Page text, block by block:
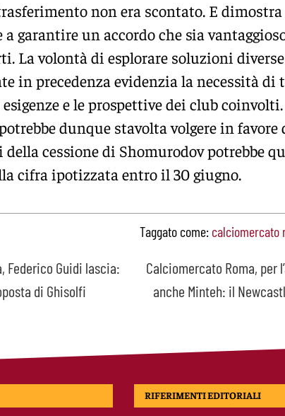
non era scontato. E
garantire un accordo che sia
La volontà di esplorare soluzioni
in precedenza evidenzia la necessità di
e le prospettive dei club coinvolti.
dunque stavolta volgere in favore
cessione di Shomurodov potrebbe
cifra ipotizzata entro il 30 giugno.
Taggato come: calciomercato
Federico Guidi lascia:
di Ghisolfi
Calciomercato Roma, per
anche Minteh: il
RIFERIMENTI EDITORIALI